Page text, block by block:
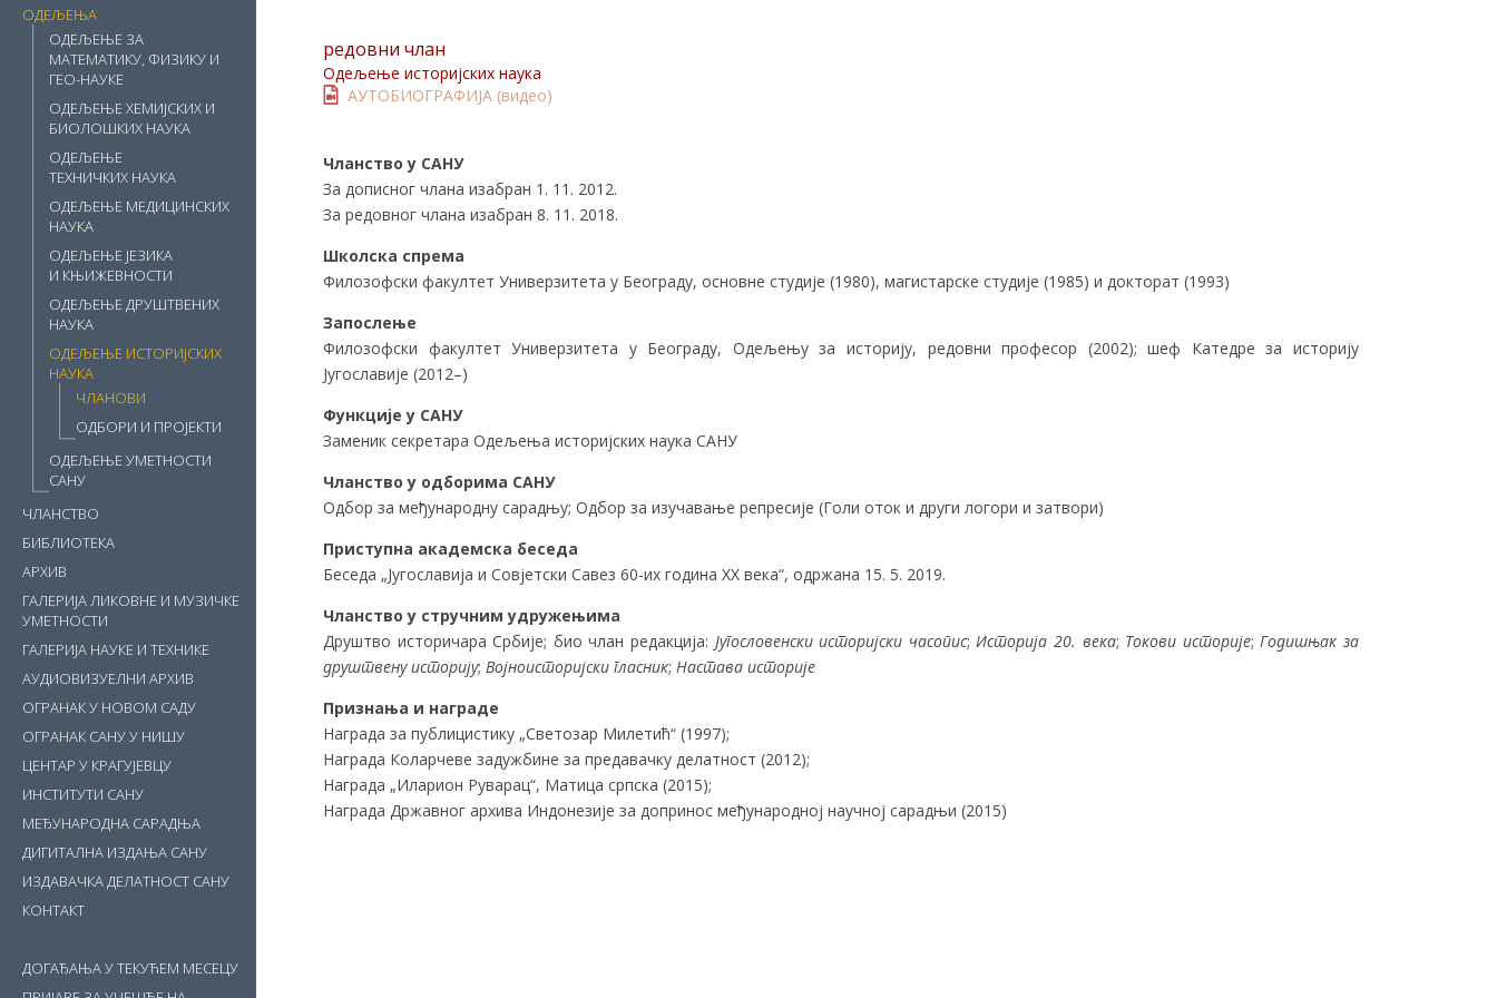
ОДЕЉЕЊА
ОДЕЉЕЊЕ ЗА
МАТЕМАТИКУ, ФИЗИКУ И
ГЕО-НАУКЕ
ОДЕЉЕЊЕ ХЕМИЈСКИХ И
БИОЛОШКИХ НАУКА
ОДЕЉЕЊЕ
ТЕХНИЧКИХ НАУКА
ОДЕЉЕЊЕ МЕДИЦИНСКИХ
НАУКА
ОДЕЉЕЊЕ ЈЕЗИКА
И КЊИЖЕВНОСТИ
ОДЕЉЕЊЕ ДРУШТВЕНИХ
НАУКА
ОДЕЉЕЊЕ ИСТОРИЈСКИХ
НАУКА
ЧЛАНОВИ
ОДБОРИ И ПРОЈЕКТИ
ОДЕЉЕЊЕ УМЕТНОСТИ
САНУ
ЧЛАНСТВО
БИБЛИОТЕКА
АРХИВ
ГАЛЕРИЈА ЛИКОВНЕ И МУЗИЧКЕ
УМЕТНОСТИ
ГАЛЕРИЈА НАУКЕ И ТЕХНИКЕ
АУДИОВИЗУЕЛНИ АРХИВ
ОГРАНАК У НОВОМ САДУ
ОГРАНАК САНУ У НИШУ
ЦЕНТАР У КРАГУЈЕВЦУ
ИНСТИТУТИ САНУ
МЕЂУНАРОДНА САРАДЊА
ДИГИТАЛНА ИЗДАЊА САНУ
ИЗДАВАЧКА ДЕЛАТНОСТ САНУ
КОНТАКТ
ДОГАЂАЊА У ТЕКУЋЕМ МЕСЕЦУ
редовни члан
Одељење историјских наука
АУТОБИОГРАФИЈА (видео)
Чланство у САНУ
За дописног члана изабран 1. 11. 2012.
За редовног члана изабран 8. 11. 2018.
Школска спрема
Филозофски факултет Универзитета у Београду, основне студије (1980), магистарске студије (1985) и докторат (1993)
Запослење
Филозофски факултет Универзитета у Београду, Одељењу за историју, редовни професор (2002); шеф Катедре за историју
Југославије (2012–)
Функције у САНУ
Заменик секретара Одељења историјских наука САНУ
Чланство у одборима САНУ
Одбор за међународну сарадњу; Одбор за изучавање репресије (Голи оток и други логори и затвори)
Приступна академска беседа
Беседа „Југославија и Совјетски Савез 60-их година ХХ века“, одржана 15. 5. 2019.
Чланство у стручним удружењима
Друштво историчара Србије; био члан редакција: Југословенски историјски часопис; Историја 20. века; Токови историје; Годишњак за
друштвену историју; Војноисторијски гласник; Настава историје
Признања и награде
Награда за публицистику „Светозар Милетић“ (1997);
Награда Коларчеве задужбине за предавачку делатност (2012);
Награда „Иларион Руварац“, Матица српска (2015);
Награда Државног архива Индонезије за допринос међународној научној сарадњи (2015)